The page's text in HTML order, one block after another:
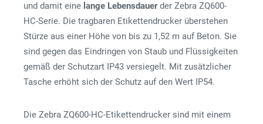
und damit eine lange Lebensdauerder Zebra ZQ600-
HC-Serie. Die tragbaren Etikettendrucker überstehen
Stürze aus einer Höhe von bis zu 1,52 m auf Beton. Sie
sind gegen das Eindringen von Staub und Flüssigkeiten
gemäß der Schutzart IP43 versiegelt. Mit zusätzlicher
Tasche erhöht sich der Schutz auf den Wert IP54.
Die Zebra ZQ600-HC-Etikettendrucker sind mit einem